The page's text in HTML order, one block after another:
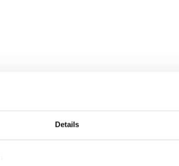
Details